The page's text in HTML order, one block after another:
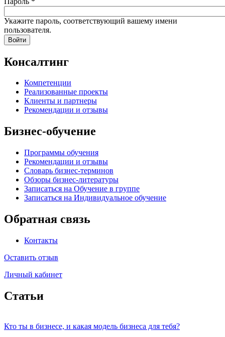
Укажите пароль, соответствующий вашему имени
пользователя.
Консалтинг
Компетенции
Реализованные проекты
Клиенты и партнеры
Рекомендации и отзывы
Бизнес-обучение
Программы обучения
Рекомендации и отзывы
Словарь бизнес-терминов
Обзоры бизнес-литературы
Записаться на Обучение в группе
Записаться на Индивидуальное обучение
Обратная связь
Контакты
Оставить отзыв
Личный кабинет
Статьи
Кто ты в бизнесе, и какая модель бизнеса для тебя?